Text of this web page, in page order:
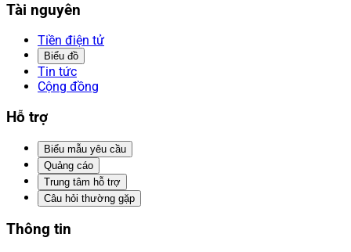
Tài nguyên
Tiền điện tử
Biểu đồ
Tin tức
Cộng đồng
Hỗ trợ
Biểu mẫu yêu cầu
Quảng cáo
Trung tâm hỗ trợ
Câu hỏi thường gặp
Thông tin